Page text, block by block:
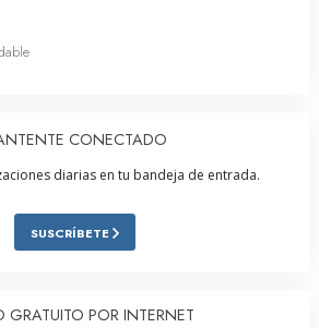
CONECTADO
diarias en tu bandeja de entrada.
SUSCRÍBETE
GRATUITO POR INTERNET